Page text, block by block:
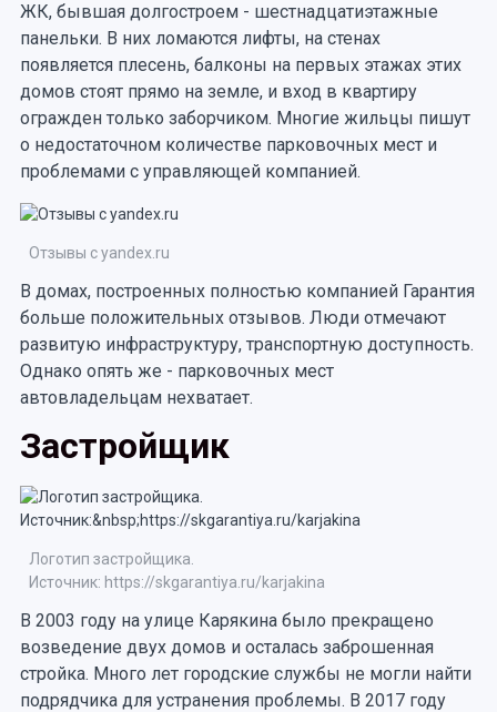
ЖК, бывшая долгостроем - шестнадцатиэтажные
панельки. В них ломаются лифты, на стенах
появляется плесень, балконы на первых этажах этих
домов стоят прямо на земле, и вход в квартиру
огражден только заборчиком. Многие жильцы пишут
о недостаточном количестве парковочных мест и
проблемами с управляющей компанией.
Отзывы с yandex.ru
В домах, построенных полностью компанией Гарантия
больше положительных отзывов. Люди отмечают
развитую инфраструктуру, транспортную доступность.
Однако опять же - парковочных мест
автовладельцам нехватает.
Застройщик
Логотип застройщика.
Источник: https://skgarantiya.ru/karjakina
В 2003 году на улице Карякина было прекращено
возведение двух домов и осталась заброшенная
стройка. Много лет городские службы не могли найти
подрядчика для устранения проблемы. В 2017 году